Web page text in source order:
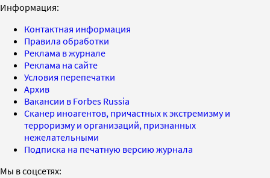
Информация:
Контактная информация
Правила обработки
Реклама в журнале
Реклама на сайте
Условия перепечатки
Архив
Вакансии в Forbes Russia
Сканер иноагентов, причастных к экстремизму и
терроризму и организаций, признанных
нежелательными
Подписка на печатную версию журнала
Мы в соцсетях: